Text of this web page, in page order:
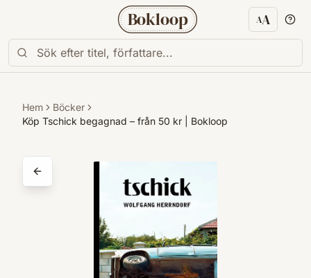
Bokloop AA
Hem
Böcker
Köp Tschick begagnad – från 50 kr | Bokloop